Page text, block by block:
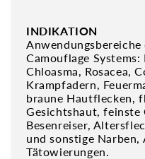
INDIKATION
Camouflage
Chloasma, Rosacea,
Krampfadern,
braune Hautflecken,
Gesichtshaut, feinste
Besenreiser,
und sonstige Narben,
Tätowierungen.